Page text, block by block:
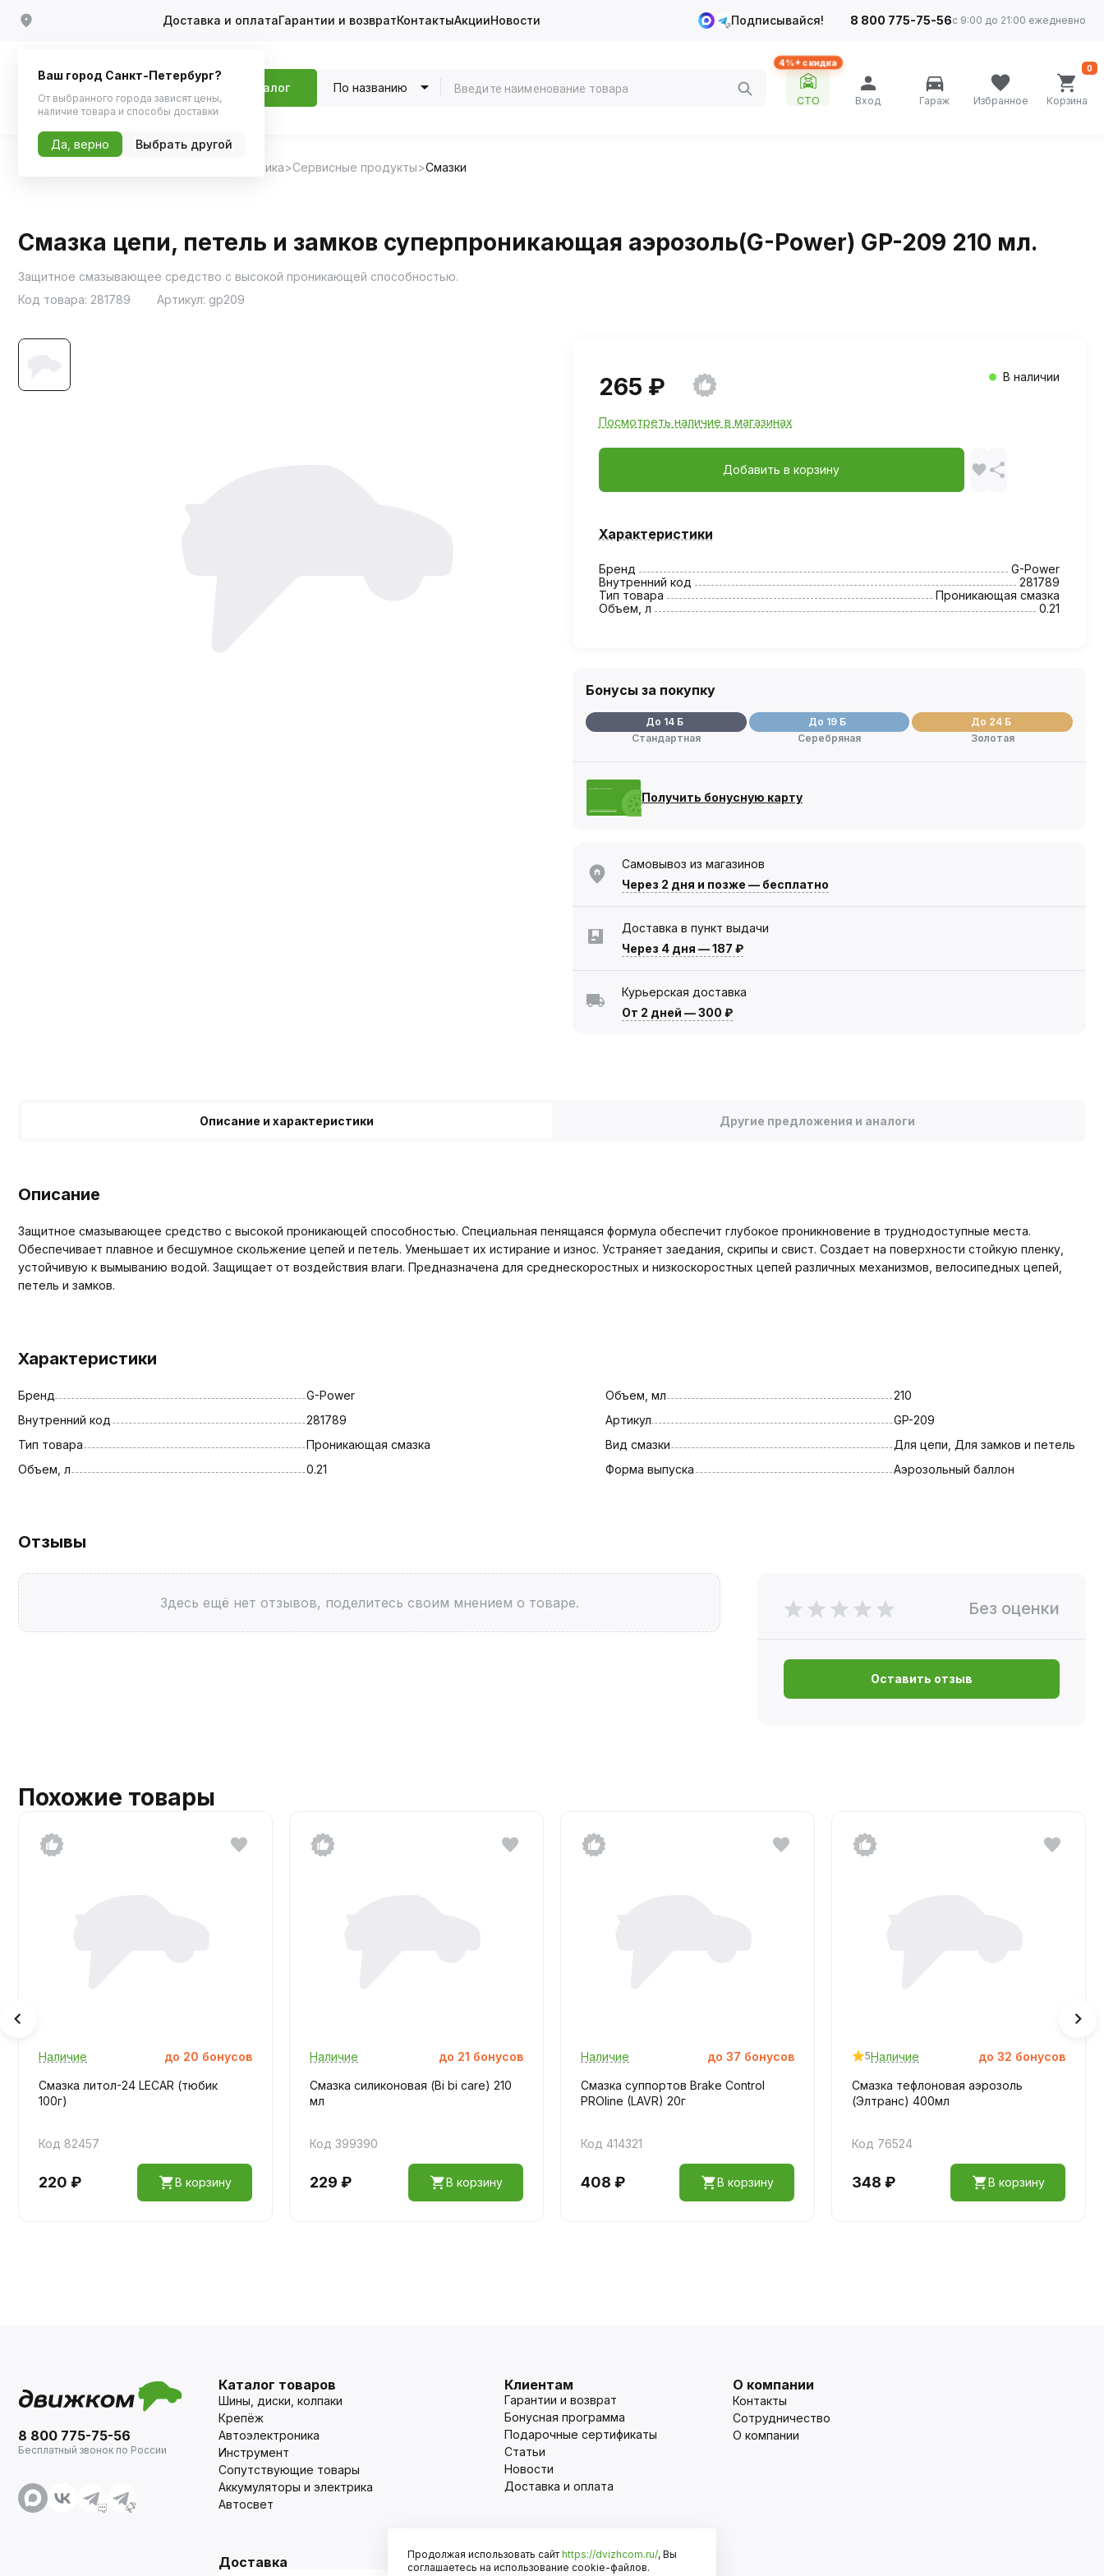
Доставка и оплатаГарантии и возвратКонтактыАкцииНовости Подписывайся! 8 800 775-75-56с 9:00 до 21:00 ежедневно
Каталог По названию
4%+ скидка
СТО Вход Гараж Избранное Корзина
0
Автохимия, Автокосметика Сервисные продукты Смазки
Смазка цепи, петель и замков суперпроникающая аэрозоль(G-Power) GP-209 210 мл.
Защитное смазывающее средство с высокой проникающей способностью.
Код товара: 281789 Артикул: gp209
265 ₽ В наличии
Посмотреть наличие в магазинах
Добавить в корзину
Характеристики
Бренд
G-Power
Внутренний код
281789
Тип товара
Проникающая смазка
Объем, л
0.21
Бонусы за покупку
До 14 Б
Стандартная
До 19 Б
Серебряная
До 24 Б
Золотая
Получить бонусную карту
Самовывоз из магазинов
Через 2 дня и позже — бесплатно
Доставка в пункт выдачи
Через 4 дня —187 ₽
Курьерская доставка
От 2 дней —300 ₽
Описание и характеристики Другие предложения и аналоги
Описание
Защитное смазывающее средство с высокой проникающей способностью. Специальная пенящаяся формула обеспечит глубокое проникновение в труднодоступные места.
Обеспечивает плавное и бесшумное скольжение цепей и петель. Уменьшает их истирание и износ. Устраняет заедания, скрипы и свист. Создает на поверхности стойкую пленку,
устойчивую к вымыванию водой. Защищает от воздействия влаги. Предназначена для среднескоростных и низкоскоростных цепей различных механизмов, велосипедных цепей,
петель и замков.
Характеристики
Бренд
G-Power
Внутренний код
281789
Тип товара
Проникающая смазка
Объем, л
0.21
Объем, мл
210
Артикул
GP-209
Вид смазки
Для цепи, Для замков и петель
Форма выпуска
Аэрозольный баллон
Отзывы
Здесь ещё нет отзывов, поделитесь своим мнением о товаре. Без оценки
Оставить отзыв
Похожие товары
Наличие до 20 бонусов
Смазка литол-24 LECAR (тюбик
100г)
Код 82457
220 ₽ В корзину
Наличие до 21 бонусов
Смазка силиконовая (Bi bi care) 210
мл
Код 399390
229 ₽ В корзину
Наличие до 37 бонусов
Смазка суппортов Brake Control
PROline (LAVR) 20г
Код 414321
408 ₽ В корзину
5Наличие до 32 бонусов
Смазка тефлоновая аэрозоль
(Элтранс) 400мл
Код 76524
348 ₽ В корзину
8 800 775-75-56
Бесплатный звонок по России
Каталог товаров
Шины, диски, колпаки
Крепёж
Автоэлектроника
Инструмент
Сопутствующие товары
Аккумуляторы и электрика
Автосвет
Клиентам
Гарантии и возврат
Бонусная программа
Подарочные сертификаты
Статьи
Новости
Доставка и оплата
О компании
Контакты
Сотрудничество
О компании
Доставка Оплата
Ваш город Санкт-Петербург?
От выбранного города зависят цены,
наличие товара и способы доставки
Да, верно Выбрать другой
Продолжая использовать сайт https://dvizhcom.ru/, Вы
соглашаетесь на использование cookie-файлов.